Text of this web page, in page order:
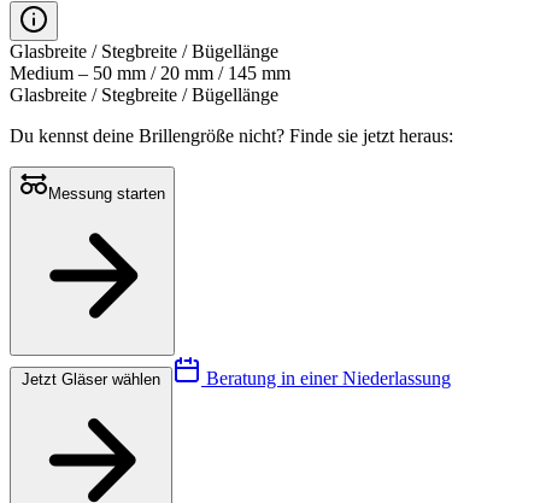
Glasbreite / Stegbreite / Bügellänge
Medium – 50 mm / 20 mm / 145 mm
Glasbreite / Stegbreite / Bügellänge
Du kennst deine Brillengröße nicht? Finde sie jetzt heraus:
Messung starten
Beratung in einer Niederlassung